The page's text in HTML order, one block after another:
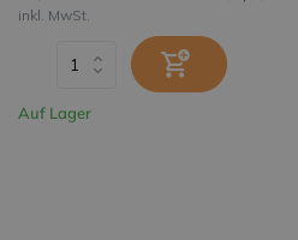
inkl. MwSt.
Auf Lager